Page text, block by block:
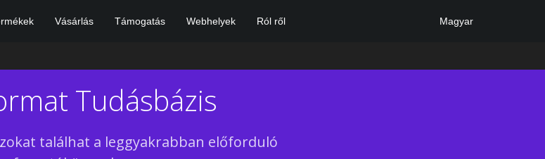
Vásárlás Támogatás Webhelyek Ról ről Magyar
Tudásbázis
találhat a leggyakrabban előforduló